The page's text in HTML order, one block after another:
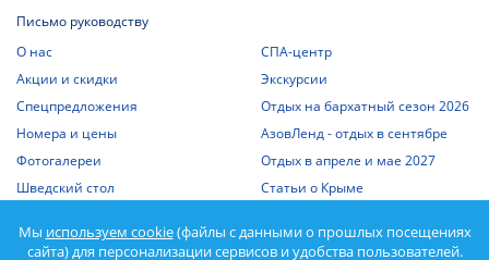
Письмо руководству
О нас
Акции и скидки
Спецпредложения
Номера и цены
Фотогалереи
Шведский стол
Отдых на Азовском море
СПА-центр
Экскурсии
Отдых на бархатный сезон 2026
АзовЛенд - отдых в сентябре
Отдых в апреле и мае 2027
Статьи о Крыме
объектов классификации
Мы используем cookie(файлы с данными о прошлых посещениях
сайта) для персонализации сервисов и удобства пользователей.